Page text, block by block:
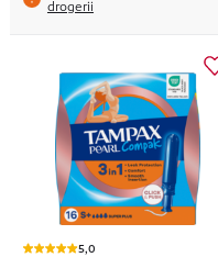
drogerii
5,0